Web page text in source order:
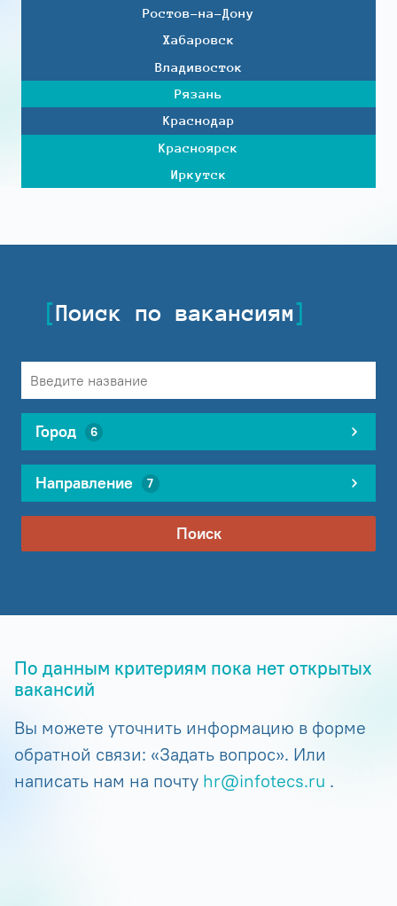
Ростов-на-Дону
Хабаровск
Владивосток
Рязань
Краснодар
Красноярск
Иркутск
Поиск по вакансиям
Город 6
Направление 7
Поиск
По данным критериям пока нет открытых
вакансий
Вы можете уточнить информацию в форме
обратной связи: «Задать вопрос». Или
написать нам на почту hr@infotecs.ru .